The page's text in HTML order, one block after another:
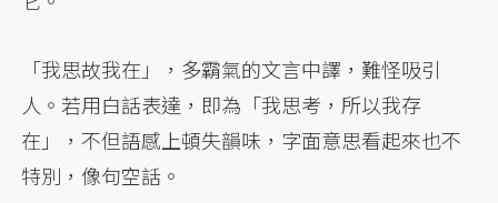
「我思故我在」，多霸氣的文言中譯，難怪吸引
人。若用白話表達，即為「我思考，所以我存
在」，不但語感上頓失韻味，字面意思看起來也不
特別，像句空話。